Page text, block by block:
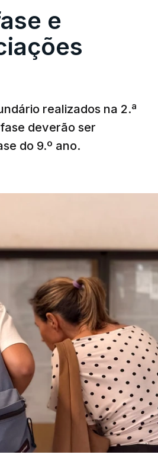
e
realizados na 2.ª
deverão ser
do 9.º ano.